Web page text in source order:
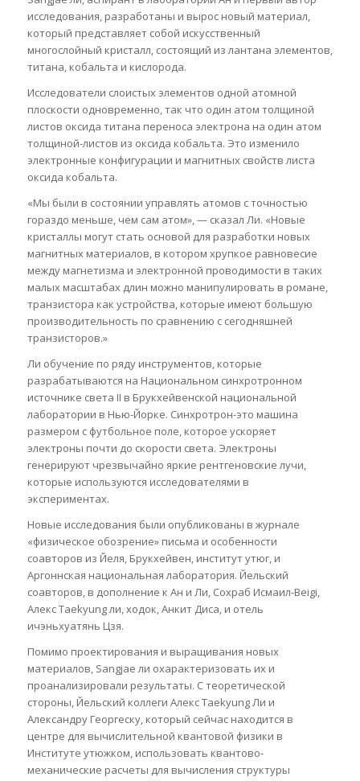
исследования, разработаны и вырос новый материал,
который представляет собой искусственный
многослойный кристалл, состоящий из лантана элементов,
титана, кобальта и кислорода.
Исследователи слоистых элементов одной атомной
плоскости одновременно, так что один атом толщиной
листов оксида титана переноса электрона на один атом
толщиной-листов из оксида кобальта. Это изменило
электронные конфигурации и магнитных свойств листа
оксида кобальта.
«Мы были в состоянии управлять атомов с точностью
гораздо меньше, чем сам атом», — сказал Ли. «Новые
кристаллы могут стать основой для разработки новых
магнитных материалов, в котором хрупкое равновесие
между магнетизма и электронной проводимости в таких
малых масштабах длин можно манипулировать в романе,
транзистора как устройства, которые имеют большую
производительность по сравнению с сегодняшней
транзисторов.»
Ли обучение по ряду инструментов, которые
разрабатываются на Национальном синхротронном
источнике света II в Брукхейвенской национальной
лаборатории в Нью-Йорке. Синхротрон-это машина
размером с футбольное поле, которое ускоряет
электроны почти до скорости света. Электроны
генерируют чрезвычайно яркие рентгеновские лучи,
которые используются исследователями в
экспериментах.
Новые исследования были опубликованы в журнале
«физическое обозрение» письма и особенности
соавторов из Йеля, Брукхейвен, институт утюг, и
Аргоннская национальная лаборатория. Йельский
соавторов, в дополнение к Ан и Ли, Сохраб Исмаил-Beigi,
Алекс Taekyung ли, ходок, Анкит Диса, и отель
ичэньхуатянь Цзя.
Помимо проектирования и выращивания новых
материалов, Sangjae ли охарактеризовать их и
проанализировали результаты. С теоретической
стороны, Йельский коллеги Алекс Taekyung Ли и
Александру Георгеску, который сейчас находится в
центре для вычислительной квантовой физики в
Институте утюжком, использовать квантово-
механические расчеты для вычисления структуры